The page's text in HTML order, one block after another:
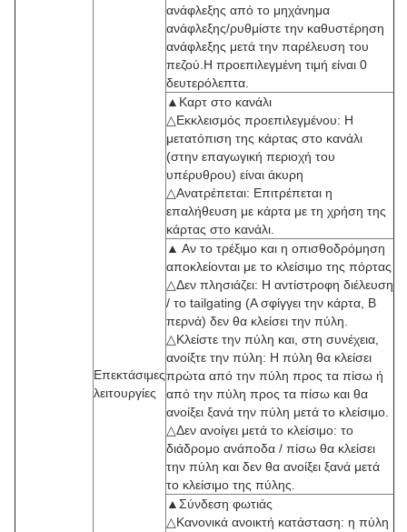
Επεκτάσιμες
λειτουργίες
ανάφλεξης από το μηχάνημα
ανάφλεξης/ρυθμίστε την καθυστέρηση
ανάφλεξης μετά την παρέλευση του
πεζού.Η προεπιλεγμένη τιμή είναι 0
δευτερόλεπτα.
▲Καρτ στο κανάλι
△Εκκλεισμός προεπιλεγμένου: Η
μετατόπιση της κάρτας στο κανάλι
(στην επαγωγική περιοχή του
υπέρυθρου) είναι άκυρη
△Ανατρέπεται: Επιτρέπεται η
επαλήθευση με κάρτα με τη χρήση της
κάρτας στο κανάλι.
▲ Αν το τρέξιμο και η οπισθοδρόμηση
αποκλείονται με το κλείσιμο της πόρτας
△Δεν πλησιάζει: Η αντίστροφη διέλευση
/ το tailgating (A σφίγγει την κάρτα, B
περνά) δεν θα κλείσει την πύλη.
△Κλείστε την πύλη και, στη συνέχεια,
ανοίξτε την πύλη: Η πύλη θα κλείσει
πρώτα από την πύλη προς τα πίσω ή
από την πύλη προς τα πίσω και θα
ανοίξει ξανά την πύλη μετά το κλείσιμο.
△Δεν ανοίγει μετά το κλείσιμο: το
διάδρομο ανάποδα / πίσω θα κλείσει
την πύλη και δεν θα ανοίξει ξανά μετά
το κλείσιμο της πύλης.
▲Σύνδεση φωτιάς
△Κανονικά ανοικτή κατάσταση: η πύλη